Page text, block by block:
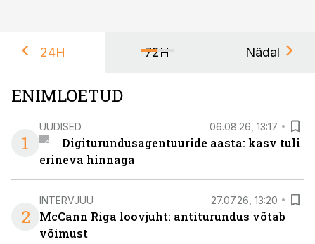
24H 72H Nädal
ENIMLOETUD
1
UUDISED 06.08.26, 13:17
Digiturundusagentuuride aasta: kasv tuli
erineva hinnaga
2
INTERVJUU 27.07.26, 13:20
McCann Riga loovjuht: antiturundus võtab
võimust